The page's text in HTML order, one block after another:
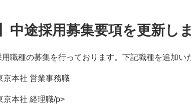
中途採用募集要項を更新し
職種の募集を行っております。下記職種を追加い
京本社 営業事務職
京本社 経理職/p>